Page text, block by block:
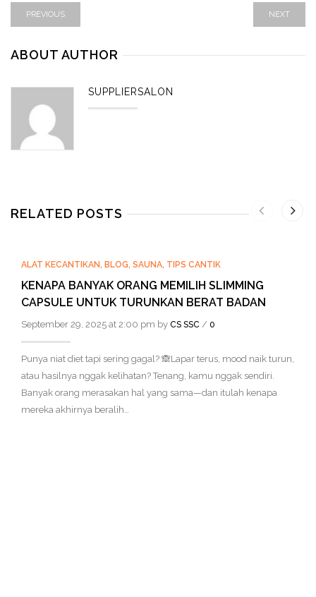
PREVIOUS NEXT
ABOUT AUTHOR
SUPPLIERSALON
RELATED POSTS
ALAT KECANTIKAN, BLOG, SAUNA, TIPS CANTIK
KENAPA BANYAK ORANG MEMILIH SLIMMING
CAPSULE UNTUK TURUNKAN BERAT BADAN
September 29, 2025 at 2:00 pm by CS SSC / 0
Punya niat diet tapi sering gagal? 🙈Lapar terus, mood naik turun,
atau hasilnya nggak kelihatan? Tenang, kamu nggak sendiri.
Banyak orang merasakan hal yang sama—dan itulah kenapa
mereka akhirnya beralih…